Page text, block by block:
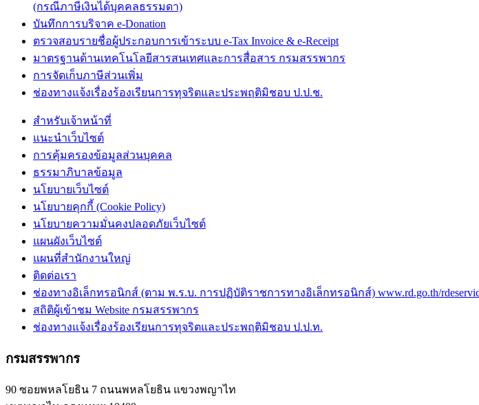
(กรณีภาษีเงินได้บุคคลธรรมดา)
บันทึกการบริจาค e-Donation
ตรวจสอบรายชื่อผู้ประกอบการเข้าระบบ e-Tax Invoice & e-Receipt
มาตรฐานด้านเทคโนโลยีสารสนเทศและการสื่อสาร กรมสรรพากร
การจัดเก็บภาษีส่วนเพิ่ม
ช่องทางแจ้งเรื่องร้องเรียนการทุจริตและประพฤติมิชอบ ป.ป.ช.
สำหรับเจ้าหน้าที่
แนะนำเว็บไซต์
การคุ้มครองข้อมูลส่วนบุคคล
ธรรมาภิบาลข้อมูล
นโยบายเว็บไซต์
นโยบายคุกกี้ (Cookie Policy)
นโยบายความมั่นคงปลอดภัยเว็บไซต์
แผนผังเว็บไซต์
แผนที่สำนักงานใหญ่
ติดต่อเรา
ช่องทางอิเล็กทรอนิกส์ (ตาม พ.ร.บ. การปฏิบัติราชการทางอิเล็กทรอนิกส์) www.rd.go.th/
สถิติผู้เข้าชม Website กรมสรรพากร
ช่องทางแจ้งเรื่องร้องเรียนการทุจริตและประพฤติมิชอบ ป.ป.ท.
กรมสรรพากร
90 ซอยพหลโยธิน 7 ถนนพหลโยธิน แขวงพญาไท